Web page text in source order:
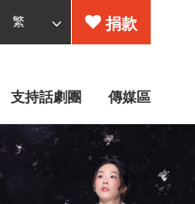
支持話劇團 傳媒區
捐款